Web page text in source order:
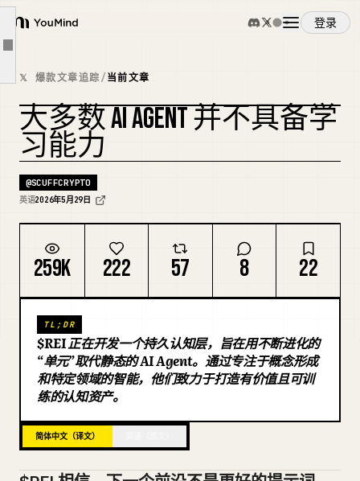
YouMind
登录
概览
使用案例
技能
提示词
定价
下载
博客
更新
文章大纲
举例说明这一点
为什么 Factory 很重要
市场误判了这个类别
什么会证明这个理念？
风险显而易见
为什么加密在这里很重要
一句话理念
𝕏 爆款文章追踪/当前文章
复刻封面
大多数 AI AGENT 并不具备学
习能力
@SCUFFCRYPTO
英语2026年5月29日
259K 222 57 8 22
TL;DR
$REI 正在开发一个持久认知层，旨在用不断进化的
“单元”取代静态的 AI Agent。通过专注于概念形成
和特定领域的智能，他们致力于打造有价值且可训
练的认知资产。
简体中文（译文）